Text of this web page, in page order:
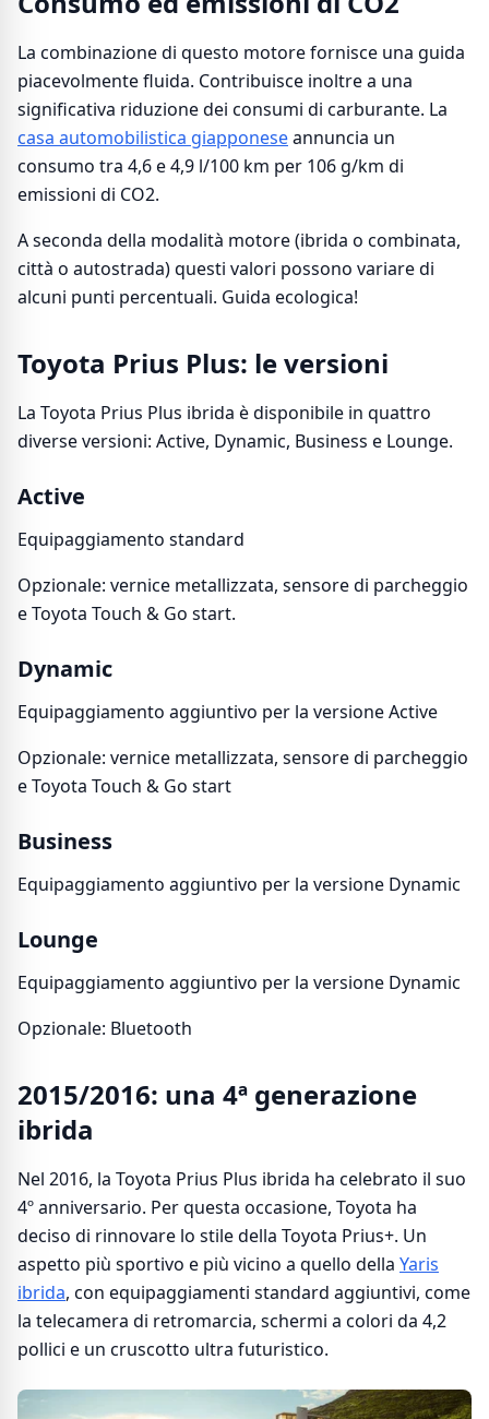
La combinazione di questo motore fornisce una guida
piacevolmente fluida. Contribuisce inoltre a una
significativa riduzione dei consumi di carburante. La
casa automobilistica giapponeseannuncia un
consumo tra 4,6 e 4,9 l/100 km per 106 g/km di
emissioni di CO2.
A seconda della modalità motore (ibrida o combinata,
città o autostrada) questi valori possono variare di
alcuni punti percentuali. Guida ecologica!
Toyota Prius Plus: le versioni
La Toyota Prius Plus ibrida è disponibile in quattro
diverse versioni: Active, Dynamic, Business e Lounge.
Active
Equipaggiamento standard
Opzionale: vernice metallizzata, sensore di parcheggio
e Toyota Touch & Go start.
Dynamic
Equipaggiamento aggiuntivo per la versione Active
Opzionale: vernice metallizzata, sensore di parcheggio
e Toyota Touch & Go start
Business
Equipaggiamento aggiuntivo per la versione Dynamic
Lounge
Equipaggiamento aggiuntivo per la versione Dynamic
Opzionale: Bluetooth
2015/2016: una 4ª generazione
ibrida
Nel 2016, la Toyota Prius Plus ibrida ha celebrato il suo
4º anniversario. Per questa occasione, Toyota ha
deciso di rinnovare lo stile della Toyota Prius+. Un
aspetto più sportivo e più vicino a quello della Yaris
ibrida, con equipaggiamenti standard aggiuntivi, come
la telecamera di retromarcia, schermi a colori da 4,2
pollici e un cruscotto ultra futuristico.